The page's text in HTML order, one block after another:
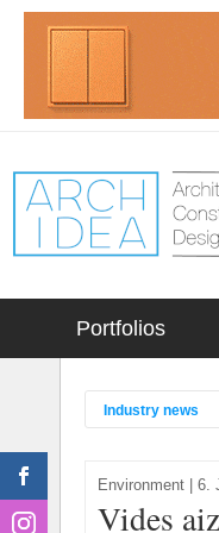
Portfolios
Industry news
Environment 6.
Vides